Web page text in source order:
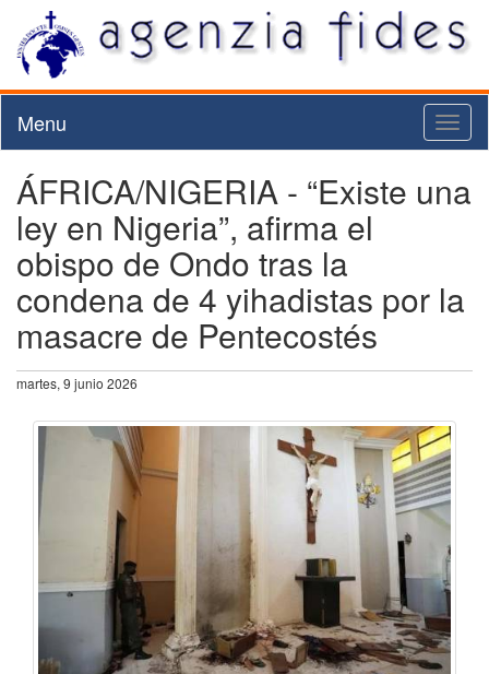
Menu
ÁFRICA/NIGERIA - “Existe una
ley en Nigeria”, afirma el
obispo de Ondo tras la
condena de 4 yihadistas por la
masacre de Pentecostés
martes, 9 junio 2026